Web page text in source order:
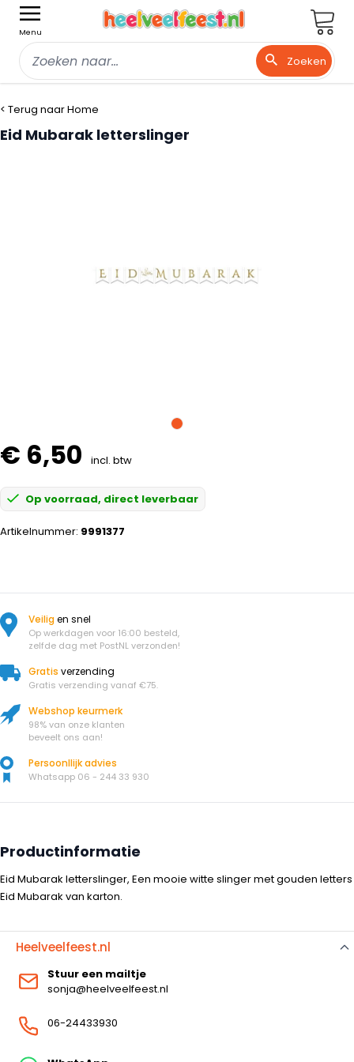
Menu
Zoeken
< Terug naar Home
Eid Mubarak letterslinger
€ 6,50 incl. btw
Op voorraad, direct leverbaar
Artikelnummer: 9991377
Veiligen snel
Op werkdagen voor 16:00 besteld,
zelfde dag met PostNL verzonden!
Gratis verzending
Gratis verzending vanaf €75.
Webshop keurmerk
98% van onze klanten
beveelt ons aan!
Persoonllijk advies
Whatsapp 06 - 244 33 930
Productinformatie
Eid Mubarak letterslinger, Een mooie witte slinger met gouden letters
Eid Mubarak van karton.
Heelveelfeest.nl
Stuur een mailtje
sonja@heelveelfeest.nl
06-24433930